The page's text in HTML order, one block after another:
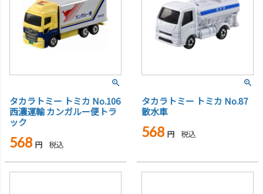
タカラトミー トミカ No.106
西濃運輸 カンガルー便トラ
ック
568 税込
タカラトミー トミカ No.87
散水車
568 税込